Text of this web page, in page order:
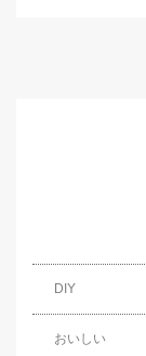
DIY
おいしい